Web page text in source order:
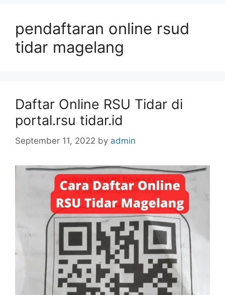
pendaftaran online rsud
tidar magelang
Daftar Online RSU Tidar di
portal.rsu tidar.id
September 11, 2022 by admin